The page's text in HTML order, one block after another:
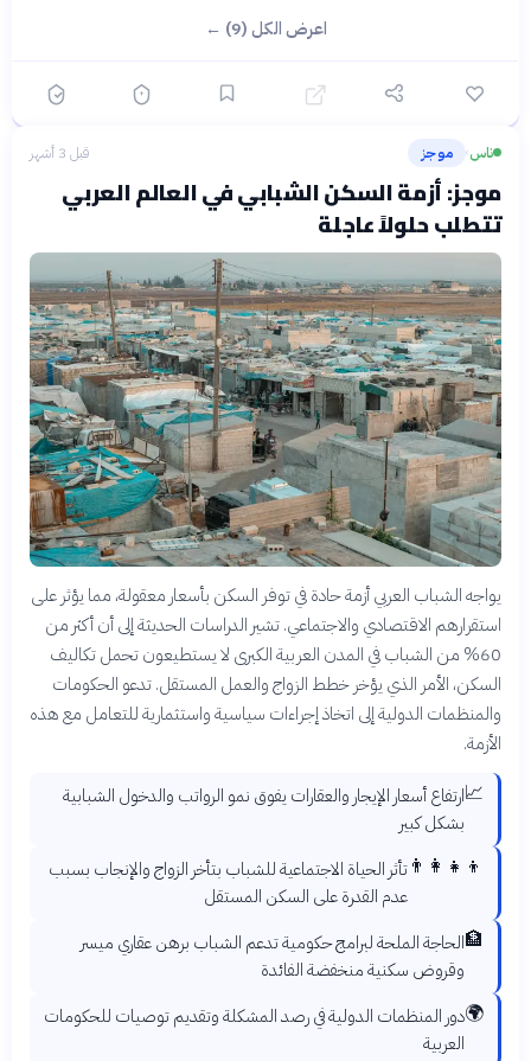
اعرض الكل (9) ←
ناس› موجز قبل 3 أشهر
موجز: أزمة السكن الشبابي في العالم العربي
تتطلب حلولاً عاجلة
يواجه الشباب العربي أزمة حادة في توفر السكن بأسعار معقولة، مما يؤثر على
استقرارهم الاقتصادي والاجتماعي. تشير الدراسات الحديثة إلى أن أكثر من
60% من الشباب في المدن العربية الكبرى لا يستطيعون تحمل تكاليف
السكن، الأمر الذي يؤخر خطط الزواج والعمل المستقل. تدعو الحكومات
والمنظمات الدولية إلى اتخاذ إجراءات سياسية واستثمارية للتعامل مع هذه
الأزمة.
📈ارتفاع أسعار الإيجار والعقارات يفوق نمو الرواتب والدخول الشبابية
بشكل كبير
👨‍👩‍👧‍👦تأثر الحياة الاجتماعية للشباب بتأخر الزواج والإنجاب بسبب
عدم القدرة على السكن المستقل
🏦الحاجة الملحة لبرامج حكومية تدعم الشباب برهن عقاري ميسر
وقروض سكنية منخفضة الفائدة
🌍دور المنظمات الدولية في رصد المشكلة وتقديم توصيات للحكومات
العربية